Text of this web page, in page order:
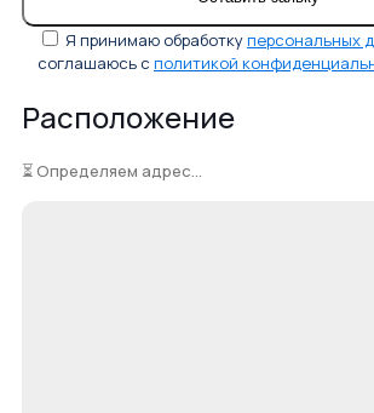
Я принимаю обработкуперсональных
соглашаюсь с политикой
Расположение
⏳ Определяем адрес...